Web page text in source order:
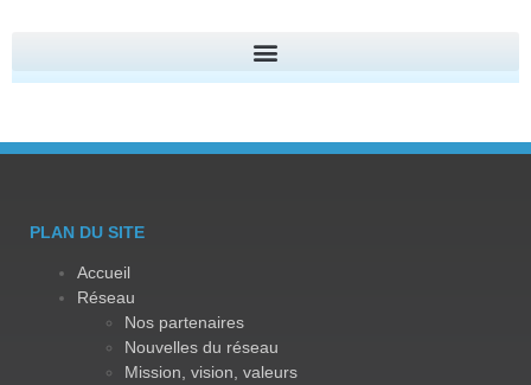
PLAN DU SITE
Accueil
Réseau
Nos partenaires
Nouvelles du réseau
Mission, vision, valeurs